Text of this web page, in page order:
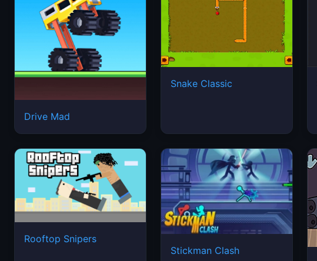
Drive Mad
Snake Classic
Rooftop Snipers
Stickman Clash